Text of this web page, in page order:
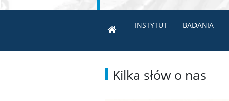
INSTYTUT BADANIA
Kilka słów o nas